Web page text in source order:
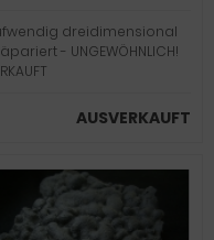
dreidimensional
- UNGEWÖHNLICH!
AUSVERKAUFT